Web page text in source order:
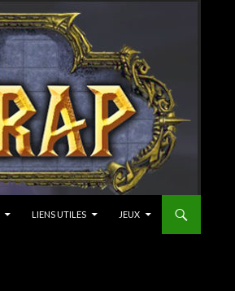
LIENS UTILES JEUX